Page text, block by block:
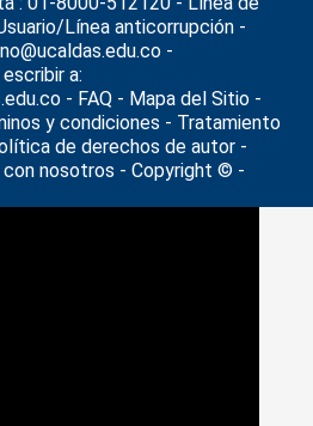
Línea anticorrupción -
-
a:
- FAQ - Mapa del Sitio -
y condiciones - Tratamiento
de derechos de autor -
nosotros - Copyright © -